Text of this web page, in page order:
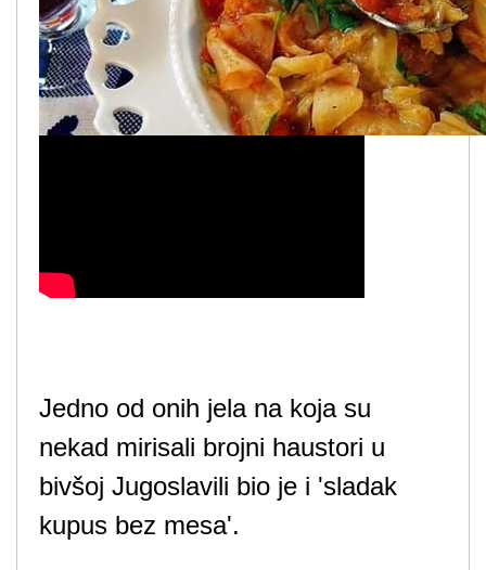
Jedno od onih jela na koja su
nekad mirisali brojni haustori u
bivšoj Jugoslavili bio je i 'sladak
kupus bez mesa'.